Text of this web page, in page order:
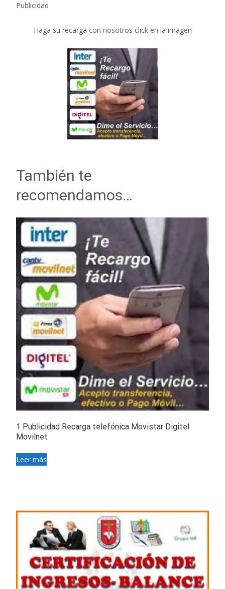
Publicidad
Haga su recarga con nosotros click en la imagen
También te
recomendamos…
1 Publicidad Recarga telefónica Movistar Digitel
Movilnet
Leer más